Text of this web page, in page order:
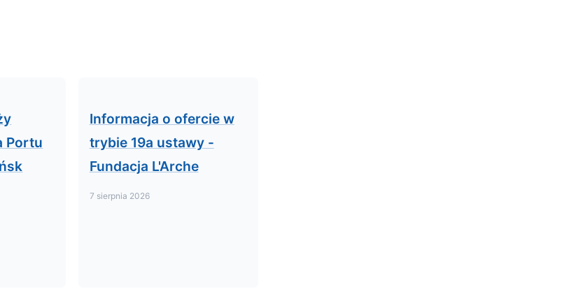
Portu
Informacja o ofercie w
trybie 19a ustawy -
Fundacja L'Arche
7 sierpnia 2026